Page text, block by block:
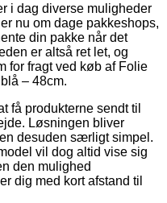
i dag diverse muligheder
nu om dage pakkeshops,
din pakke når det
er altså ret let, og
for fragt ved køb af Folie
– 48cm.
få produkterne sendt til
Løsningen bliver
desuden særligt simpel.
vil dog altid vise sig
den mulighed
dig med kort afstand til